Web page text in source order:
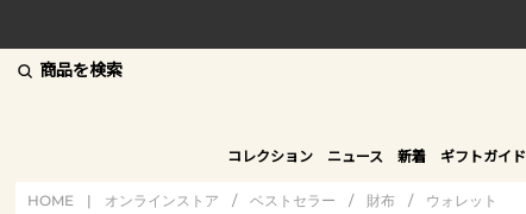
商品を検索
コレクション ニュース 新着 ギフトガイド
HOME | オンラインストア / ベストセラー / 財布 / ウォレット